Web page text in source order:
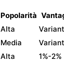
Popolarità
Alta
Media
Alta 1%-2%